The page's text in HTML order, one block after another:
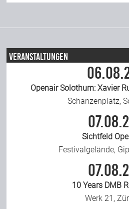
Team
Join Us
Veranstaltungen
Openair Solothurn: Xavier
Schanzenplatz,
Sichtfeld
Festivalgelände,
10 Years DMB
Werk 21,